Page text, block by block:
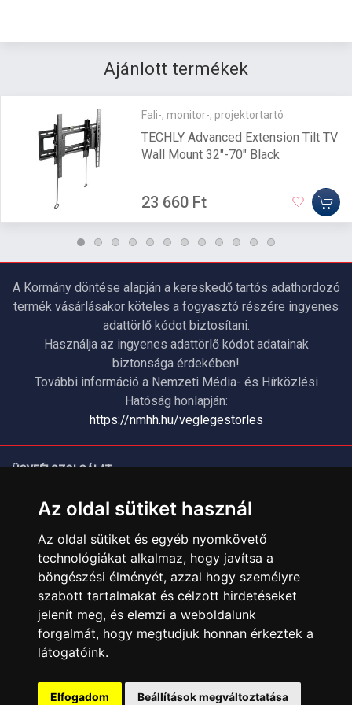
Az oldal sütiket használ
Az oldal sütiket és egyéb nyomkövető
technológiákat alkalmaz, hogy javítsa a
böngészési élményét, azzal hogy személyre
szabott tartalmakat és célzott hirdetéseket
jelenít meg, és elemzi a weboldalunk
forgalmát, hogy megtudjuk honnan érkeztek a
látogatóink.
Elfogadom Beállítások megváltoztatása
Ajánlott termékek
Fali-, monitor-, projektortartó
TECHLY Advanced Extension Tilt TV
Wall Mount 32"-70" Black
23 660 Ft
A Kormány döntése alapján a kereskedő tartós adathordozó
termék vásárlásakor köteles a fogyasztó részére ingyenes
adattörlő kódot biztosítani.
Használja az ingyenes adattörlő kódot adatainak
biztonsága érdekében!
További információ a Nemzeti Média- és Hírközlési
Hatóság honlapján:
https://nmhh.hu/veglegestorles
ÜGYFÉLSZOLGÁLAT
Garanciális Ügyintézés
Webszolgáltatás
Üzleteinkben az elektronikus fizetés mód kizárólag átutalással
érhető el, bankkártyás fizetésre nincs lehetőség.
INFORMÁCIÓK
Általános Szerződési Feltételek
Adatkezelési nyilatkozat
Szolgáltatásaink